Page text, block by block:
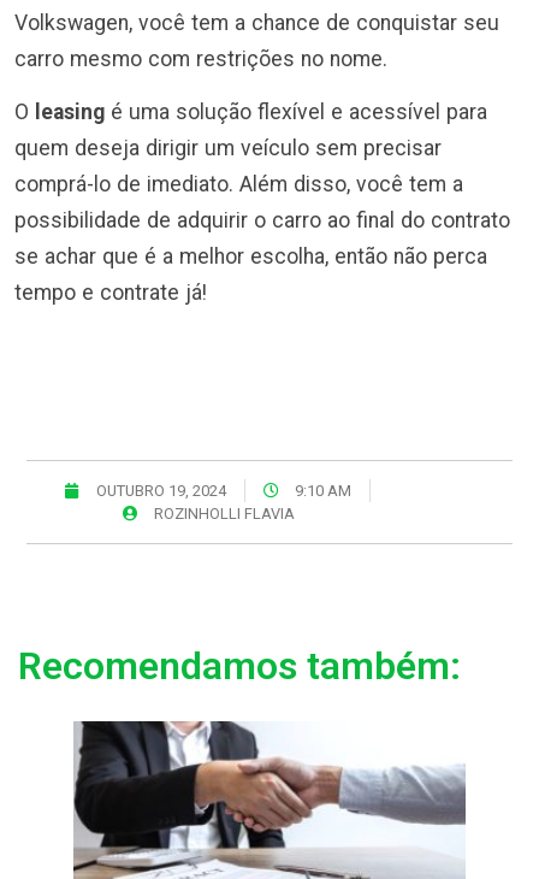
Volkswagen, você tem a chance de conquistar seu
carro mesmo com restrições no nome.
O leasing é uma solução flexível e acessível para
quem deseja dirigir um veículo sem precisar
comprá-lo de imediato. Além disso, você tem a
possibilidade de adquirir o carro ao final do contrato
se achar que é a melhor escolha, então não perca
tempo e contrate já!
OUTUBRO 19, 2024
9:10 AM
ROZINHOLLI FLAVIA
Recomendamos também: